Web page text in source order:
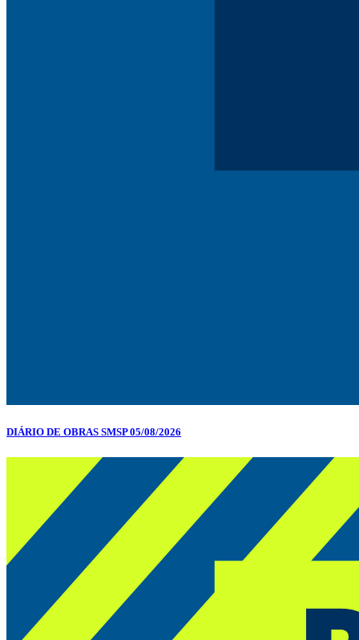
DIÁRIO DE OBRAS SMSP 05/08/2026